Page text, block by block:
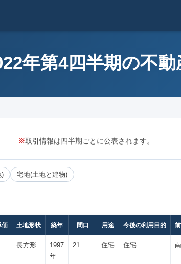
年第4四半期の不
※取引情報は四半期ごとに公表されます。
) 宅地(土地と建物)
価 土地形状 築年 間口 用途 今後の利用目的
長方形
1997
年
21 住宅 住宅